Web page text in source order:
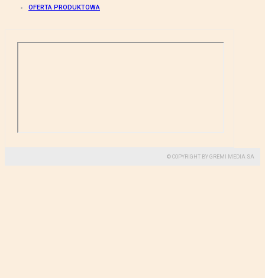
OFERTA PRODUKTOWA
© COPYRIGHT BY GREMI MEDIA SA